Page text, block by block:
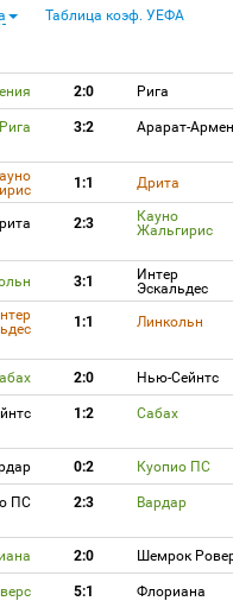
Таблица коэф. УЕФА
2:0 Рига
Рига 3:2 Арарат-
1:1 Дрита
2:3
Кауно
Жальгирис
3:1
Интер
Эскальдес
1:1 Линкольн
2:0 Нью-Сейнтс
1:2 Сабах
0:2 Куопио ПС
ПС 2:3 Вардар
2:0 Шемрок
5:1 Флориана